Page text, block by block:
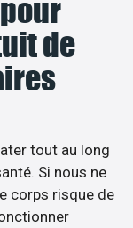
de
tout au long
Si nous ne
corps risque de